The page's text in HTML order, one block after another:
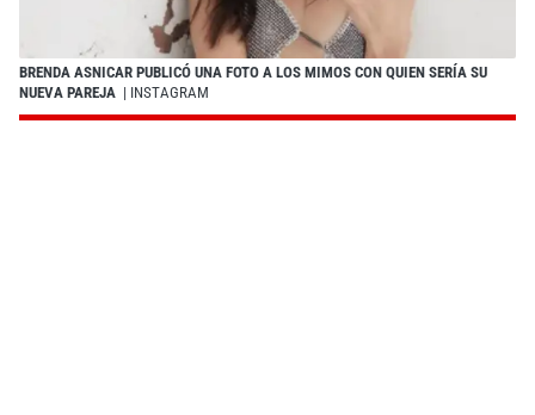
BRENDA ASNICAR PUBLICÓ UNA FOTO A LOS MIMOS CON QUIEN SERÍA SU
NUEVA PAREJA | INSTAGRAM